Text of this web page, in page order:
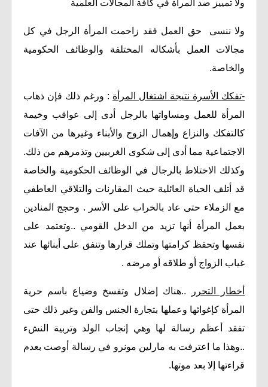
ولا تمييز ضد المرأة في كافة المجالات العلمية
ولا ننسى حق العمل فقد زاحمت المرأة الرجل في كل
مجالات العمل بأشكاله المختلفة والوظائف الحكومية
والخاصة.
-تفكك الأسرة نتيجة اشتغال المرأة : ورغم ذلك فإن ذهاب
المرأة للعمل ومساواتها بالرجل أدى إلى عواقب وخيمة
كالتفكك والنزاع وإهمال الزوج والأبناء وغيرها من الآفات
الاجتماعية مما أدى إلى شكوى الغربيين وتذمرهم من ذلك.
وكذلك الاختلاط بالرجال في الوظائف الحكومية والخاصة
قد أتلف الحياة العائلية حيث المقارنات والتلاقي العاطفي
مع الزملاء حتى عاد بالخراب على الأسر . وحجج المنادين
بعمل المرأة أنها تزيد من الدخل القومي ..وتعتمد على
نفسها وتحفظ كرامتها وتملك قرارها وتنفق على أبنائها عند
غياب الزواج أو طلاقه أو مرضه .
أخطار التحرر
..هناك إضلال وتفسخ وضياع باسم حرية
المرأة كإغوائها وعملها بتجارة الجنس والفن وغير ذلك حتى
تفقد أعظم رسالة لها وهي إنجاب الولد وتربية النشء
..وهذا ما اعترفت به مارلين مونرو في رسالة أوصت بعدم
قراءتها إلا بعد موتها.